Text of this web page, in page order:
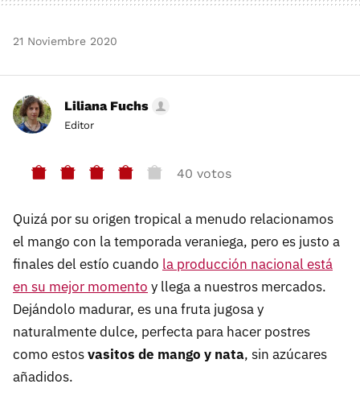
21 Noviembre 2020
Liliana Fuchs
Editor
40 votos
Quizá por su origen tropical a menudo relacionamos
el mango con la temporada veraniega, pero es justo a
finales del estío cuando la producción nacional está
en su mejor momento y llega a nuestros mercados.
Dejándolo madurar, es una fruta jugosa y
naturalmente dulce, perfecta para hacer postres
como estosvasitos de mango y nata, sin azúcares
añadidos.